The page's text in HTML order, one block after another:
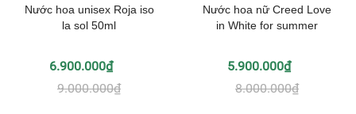
Nước hoa unisex Roja iso
la sol 50ml
6.900.000₫
9.000.000₫
Nước hoa nữ Creed Love
in White for summer
5.900.000₫
8.000.000₫